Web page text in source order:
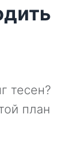
тесен?
план